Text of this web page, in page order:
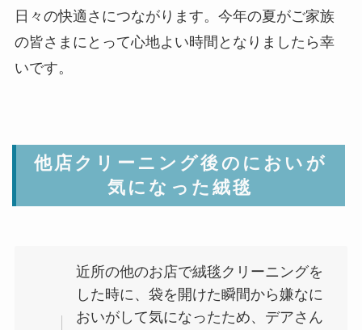
日々の快適さにつながります。今年の夏がご家族
の皆さまにとって心地よい時間となりましたら幸
いです。
他店クリーニング後のにおいが
気になった絨毯
近所の他のお店で絨毯クリーニングを
した時に、袋を開けた瞬間から嫌なに
おいがして気になったため、デアさん